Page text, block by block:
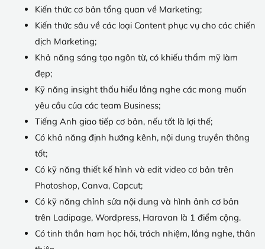
Kiến thức cơ bản tổng quan về Marketing;
Kiến thức sâu về các loại Content phục vụ cho các chiến
dịch Marketing;
Khả năng sáng tạo ngôn từ, có khiếu thẩm mỹ làm
đẹp;
Kỹ năng insight thấu hiểu lắng nghe các mong muốn
yêu cầu của các team Business;
Tiếng Anh giao tiếp cơ bản, nếu tốt là lợi thế;
Có khả năng định hướng kênh, nội dung truyền thông
tốt;
Có kỹ năng thiết kế hình và edit video cơ bản trên
Photoshop, Canva, Capcut;
Có kỹ năng chỉnh sửa nội dung và hình ảnh cơ bản
trên Ladipage, Wordpress, Haravan là 1 điểm cộng.
Có tinh thần ham học hỏi, trách nhiệm, lắng nghe, thân